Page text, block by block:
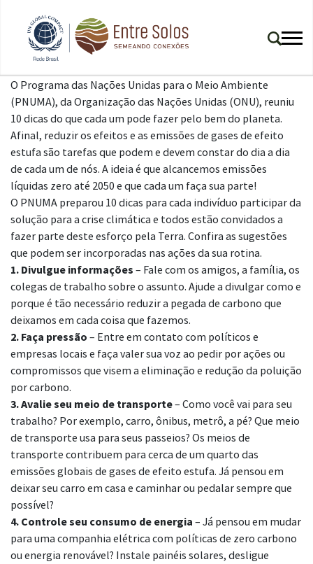
O Programa das Nações Unidas para o Meio Ambiente
(PNUMA), da Organização das Nações Unidas (ONU), reuniu
10 dicas do que cada um pode fazer pelo bem do planeta.
Afinal, reduzir os efeitos e as emissões de gases de efeito
estufa são tarefas que podem e devem constar do dia a dia
de cada um de nós. A ideia é que alcancemos emissões
líquidas zero até 2050 e que cada um faça sua parte!
O PNUMA preparou 10 dicas para cada indivíduo participar da
solução para a crise climática e todos estão convidados a
fazer parte deste esforço pela Terra. Confira as sugestões
que podem ser incorporadas nas ações da sua rotina.
1. Divulgue informações – Fale com os amigos, a família, os
colegas de trabalho sobre o assunto. Ajude a divulgar como e
porque é tão necessário reduzir a pegada de carbono que
deixamos em cada coisa que fazemos.
2. Faça pressão – Entre em contato com políticos e
empresas locais e faça valer sua voz ao pedir por ações ou
compromissos que visem a eliminação e redução da poluição
por carbono.
3. Avalie seu meio de transporte– Como você vai para seu
trabalho? Por exemplo, carro, ônibus, metrô, a pé? Que meio
de transporte usa para seus passeios? Os meios de
transporte contribuem para cerca de um quarto das
emissões globais de gases de efeito estufa. Já pensou em
deixar seu carro em casa e caminhar ou pedalar sempre que
possível?
4. Controle seu consumo de energia – Já pensou em mudar
para uma companhia elétrica com políticas de zero carbono
ou energia renovável? Instale painéis solares, desligue